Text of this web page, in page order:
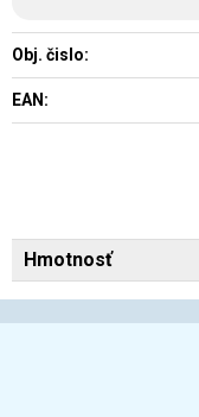
Obj. čislo:
EAN:
Hmotnosť